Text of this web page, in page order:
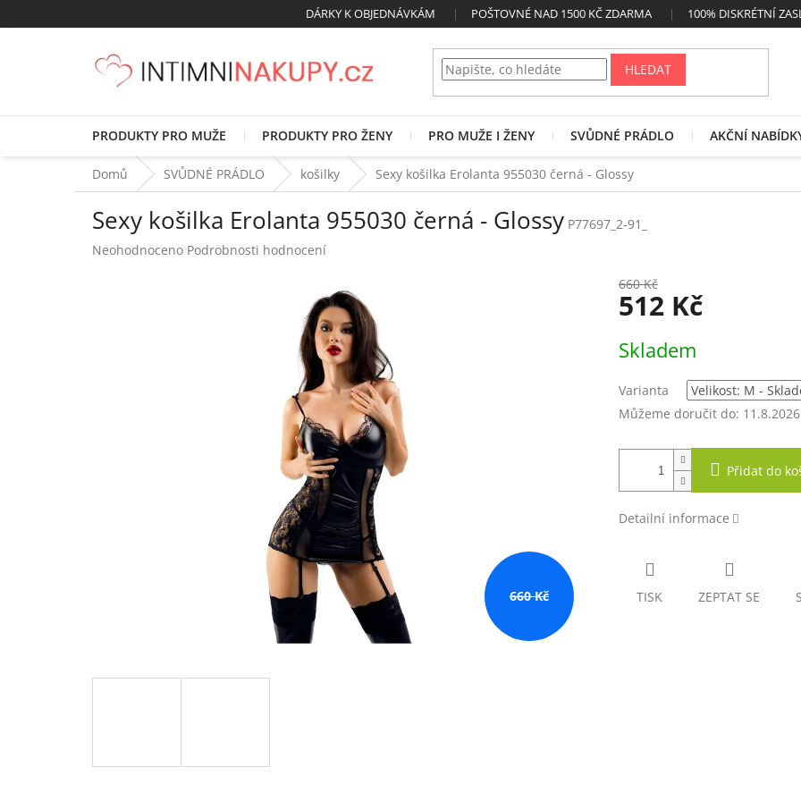
na
DÁRKY K OBJEDNÁVKÁM POŠTOVNÉ NAD 1500 KČ ZDARMA 100% DISKRÉTNÍ
HLEDAT
PRODUKTY PRO MUŽE PRODUKTY PRO ŽENY PRO MUŽE I ŽENY SVŮDNÉ PRÁDLO AKČNÍ
Domů SVŮDNÉ PRÁDLO košilky Sexy košilka Erolanta 955030 černá - Glossy
Sexy košilka Erolanta 955030 černá - Glossy P77697_2-91_
Průměrné
Neohodnoceno Podrobnosti hodnocení
660 Kč
660 Kč
512 Kč
cena:
Skladem
Varianta
Můžeme doručit do: 11.8.2026
Přidat do
Detailní informace
TISK ZEPTAT SE